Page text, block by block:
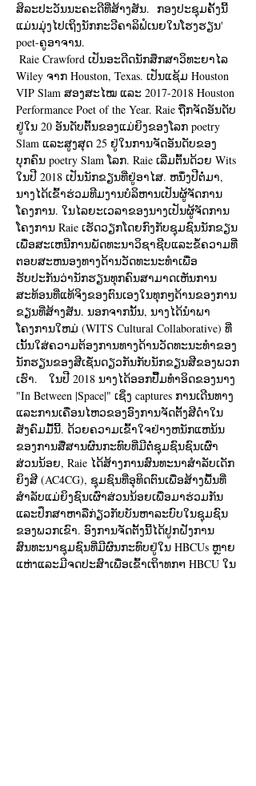
ສິລະປະວັນນະຄະດີທີ່ສ້າງສັນ.  ກອງ​ປະ​ຊຸມ​ຄັ້ງ​ນີ້​
ແມ່ນ​ມຸ່ງ​ໄປ​ເຖິງ​ນັກ​ກະ​ວີ​ຄາ​ລິ​ຟໍ​ເນຍ​ໃນ​ໂຮງ​ຮຽນ​'
poet-ຄູ​ອາ​ຈານ​.
Wiley ຈາກ Houston, Texas. ເປັນແຊ້ມ Houston
VIP Slam ສອງສະໄໝ ແລະ 2017-2018 Houston
Performance Poet of the Year. Raie ຖືກຈັດອັນດັບ
ຢູ່ໃນ 20 ອັນດັບຕົ້ນຂອງແມ່ຍິງຂອງໂລກ poetry
Slam ແລະສູງສຸດ 25 ຢູ່ໃນການຈັດອັນດັບຂອງ
ບຸກຄົນ poetry Slam ໂລກ. Raie ເລີ່ມຕົ້ນດ້ວຍ Wits
ໃນປີ 2018 ເປັນນັກຂຽນທີ່ຢູ່ອາໄສ. ຫນຶ່ງປີຕໍ່ມາ,
ນາງໄດ້ເຂົ້າຮ່ວມທີມງານບໍລິຫານເປັນຜູ້ຈັດການ
ໂຄງການ. ໃນໄລຍະເວລາຂອງນາງເປັນຜູ້ຈັດການ
ໂຄງການ Raie ເຮັດວຽກໂດຍກົງກັບຊຸມຊົນນັກຂຽນ
ເພື່ອສະເຫນີການພັດທະນາວິຊາຊີບແລະຂໍ້ຄວາມທີ່
ຕອບສະຫນອງທາງດ້ານວັດທະນະທໍາເພື່ອ
ຮັບປະກັນວ່ານັກຮຽນທຸກຄົນສາມາດເຫັນການ
ສະທ້ອນທີ່ແທ້ຈິງຂອງຕົນເອງໃນທຸກໆດ້ານຂອງການ
ຂຽນທີ່ສ້າງສັນ. ນອກຈາກນັ້ນ, ນາງໄດ້ນໍາພາ
ໂຄງການໃຫມ່ (WITS Cultural Collaborative) ທີ່
ເນັ້ນໃສ່ຄວາມຕ້ອງການທາງດ້ານວັດທະນະທໍາຂອງ
ນັກຮຽນຂອງສີເຊັ່ນດຽວກັນກັບນັກຂຽນສີຂອງພວກ
ເຮົາ.   ໃນປີ 2018 ນາງໄດ້ອອກປື້ມທໍາອິດຂອງນາງ
"In Between |Space|" ເຊິ່ງ captures ການເດີນທາງ
ແລະການເຄື່ອນໄຫວຂອງອົງການຈັດຕັ້ງສີດໍາໃນ
ສັງຄົມມື້ນີ້. ດ້ວຍຄວາມເຂົ້າໃຈຢ່າງຫນັກແຫນ້ນ
ຂອງການສື່ສານຜົນກະທົບທີ່ມີຕໍ່ຊຸມຊົນຊົນເຜົ່າ
ສ່ວນນ້ອຍ, Raie ໄດ້ສ້າງການສົນທະນາສໍາລັບເດັກ
ຍິງສີ (AC4CG), ຊຸມຊົນທີ່ອຸທິດຕົນເພື່ອສ້າງພື້ນທີ່
ສໍາລັບແມ່ຍິງຊົນເຜົ່າສ່ວນນ້ອຍເພື່ອມາຮ່ວມກັນ
ແລະປຶກສາຫາລືກ່ຽວກັບບັນຫາລະບົບໃນຊຸມຊົນ
ຂອງພວກເຂົາ. ອົງການຈັດຕັ້ງນີ້ໄດ້ປູກຝັງການ
ສົນທະນາຊຸມຊົນທີ່ມີຜົນກະທົບຢູ່ໃນ HBCUs ຫຼາຍ
ແຫ່ງແລະມີຈຸດປະສົງເພື່ອເຂົ້າເຖິງທຸກໆ HBCU ໃນ